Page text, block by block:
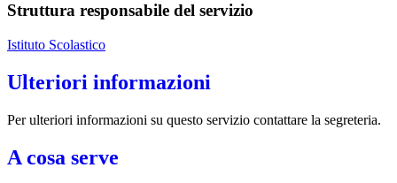
Struttura responsabile del servizio
Istituto Scolastico
Ulteriori informazioni
Per ulteriori informazioni su questo servizio contattare la segreteria.
A cosa serve